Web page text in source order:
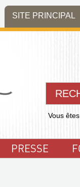
SITE PRINCIPAL
Vous
PRESSE